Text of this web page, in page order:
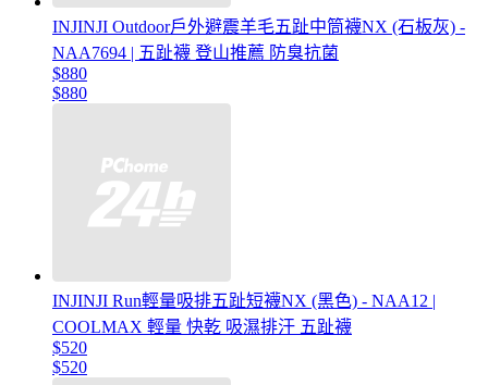
INJINJI Outdoor戶外避震羊毛五趾中筒襪NX (石板灰) -
NAA7694 | 五趾襪 登山推薦 防臭抗菌
$880
$880
INJINJI Run輕量吸排五趾短襪NX (黑色) - NAA12 |
COOLMAX 輕量 快乾 吸濕排汗 五趾襪
$520
$520